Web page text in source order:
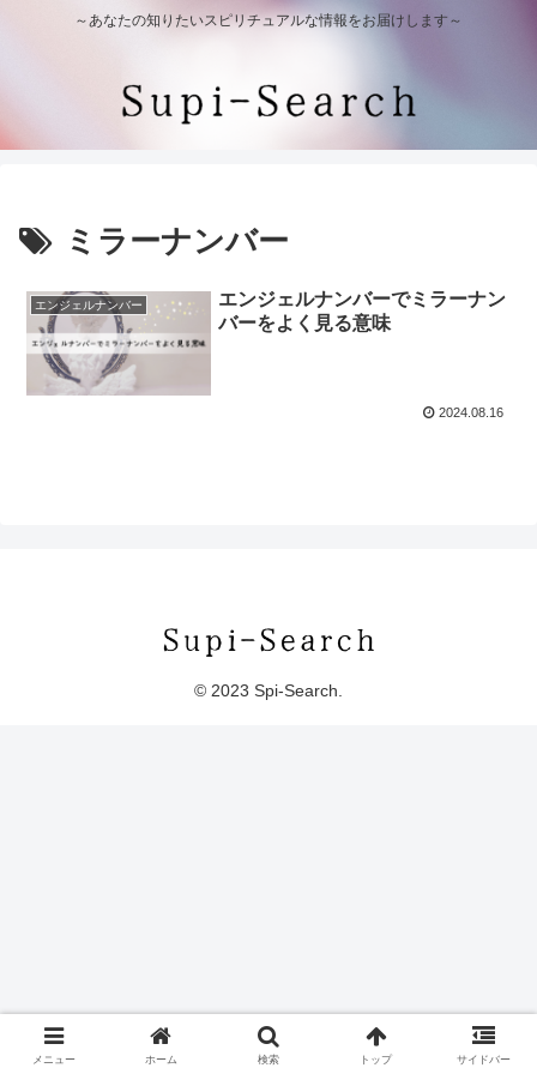
～あなたの知りたいスピリチュアルな情報をお届けします～
ミラーナンバー
エンジェルナンバー
エンジェルナンバーでミラーナン
バーをよく見る意味
2024.08.16
© 2023 Spi-Search.
メニュー ホーム 検索 トップ サイドバー